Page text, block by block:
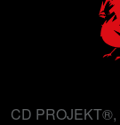
CD